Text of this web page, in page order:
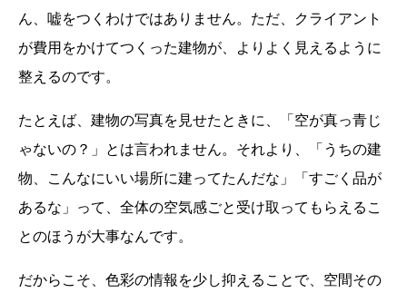
ん、嘘をつくわけではありません。ただ、クライアント
が費用をかけてつくった建物が、よりよく見えるように
整えるのです。
たとえば、建物の写真を見せたときに、「空が真っ青じ
ゃないの？」とは言われません。それより、「うちの建
物、こんなにいい場所に建ってたんだな」「すごく品が
あるな」って、全体の空気感ごと受け取ってもらえるこ
とのほうが大事なんです。
だからこそ、色彩の情報を少し抑えることで、空間その